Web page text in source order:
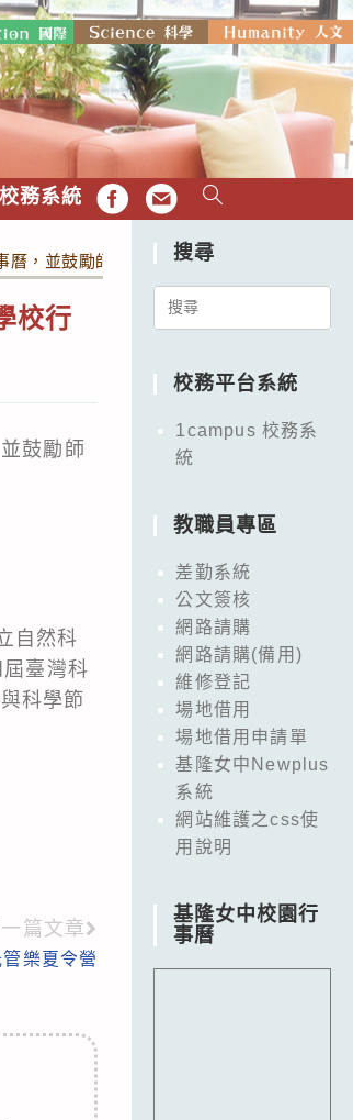
校務系統 FB EMAIL
，並鼓勵師生參加，請查照。
校行
鼓勵師
自然科
臺灣科
科學節
篇文章
樂夏令營
搜尋
Search
校務平台系統
1campus 校務系
統
教職員專區
差勤系統
公文簽核
網路請購
網路請購(備用)
維修登記
場地借用
場地借用申請單
基隆女中Newplus
系統
網站維護之css使
用說明
基隆女中校園行
事曆